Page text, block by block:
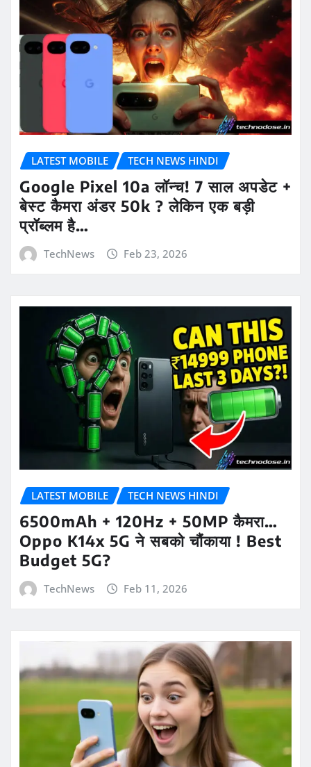
LATEST MOBILE TECH NEWS HINDI
Google Pixel 10a लॉन्च! 7 साल अपडेट +
बेस्ट कैमरा अंडर 50k ? लेकिन एक बड़ी
प्रॉब्लम है…
TechNews Feb 23, 2026
LATEST MOBILE TECH NEWS HINDI
6500mAh + 120Hz + 50MP कैमरा…
Oppo K14x 5G ने सबको चौंकाया ! Best
Budget 5G?
TechNews Feb 11, 2026